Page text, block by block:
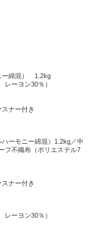
ー綿混） 1.2kg
ーヨン30％）
ナー付き
ーモニー綿混）1.2kg／中
フ不織布（ポリエステル7
ナー付き
ーヨン30％）